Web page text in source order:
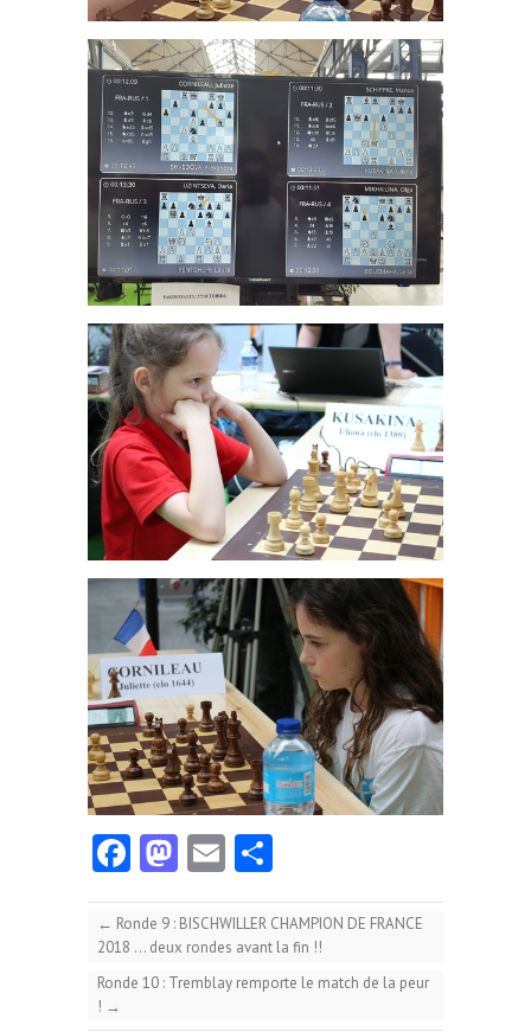
Fa
ce
b
o
o
M
as
to
d
o
E
m
ai
l
rt
ag
er
← Ronde 9 : BISCHWILLER CHAMPION DE FRANCE
2018 … deux rondes avant la fin !!
Ronde 10 : Tremblay remporte le match de la peur
! →